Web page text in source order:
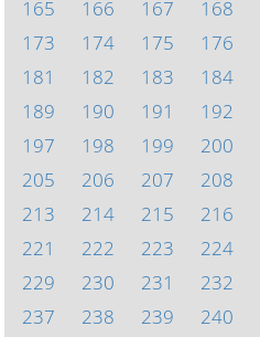
165
166 167 168
173
174 175 176
181
182 183 184
189
190 191 192
197
198 199 200
205
206 207 208
213
214 215 216
221
222 223 224
229
230 231 232
237
238 239 240